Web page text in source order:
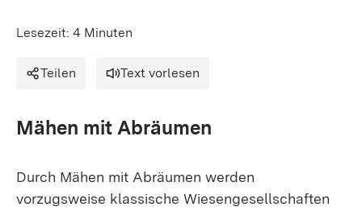
Lesezeit: 4 Minuten
Teilen Text vorlesen
Mähen mit Abräumen
Durch Mähen mit Abräumen werden
vorzugsweise klassische Wiesengesellschaften